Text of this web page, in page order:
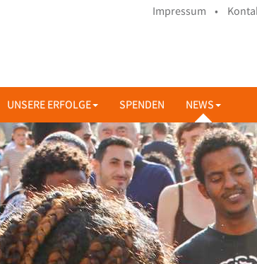
Impressum •
UNSERE ERFOLGE SPENDEN NEWS